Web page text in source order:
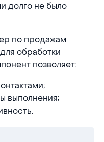
долго не было
по продажам
обработки
позволяет:
выполнения;